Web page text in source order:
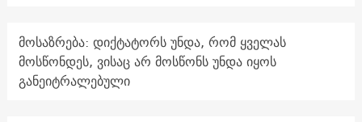
მოსაზრება: დიქტატორს უნდა, რომ ყველას
მოსწონდეს, ვისაც არ მოსწონს უნდა იყოს
განეიტრალებული